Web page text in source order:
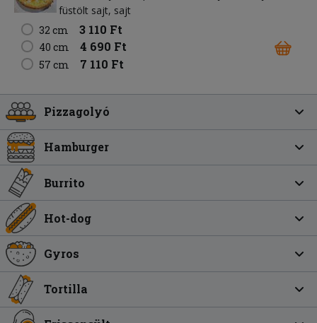
füstölt sajt sajt
32 cm
3 110 Ft
40 cm 4 690 Ft
57 cm 7 110 Ft
Pizzagolyó
Hamburger
Burrito
Hot-dog
Gyros
Tortilla